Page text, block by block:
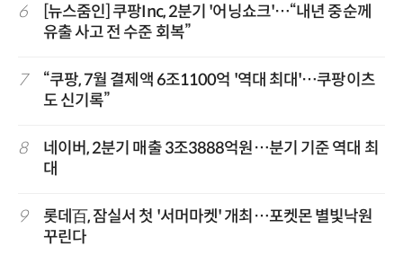
6
[뉴스줌인] 쿠팡Inc, 2분기 '어닝쇼크'…“내년 중순께
유출 사고 전 수준 회복”
7
“쿠팡, 7월 결제액 6조1100억 '역대 최대'…쿠팡이츠
도 신기록”
8
네이버, 2분기 매출 3조3888억원…분기 기준 역대 최
대
9
롯데百, 잠실서 첫 '서머마켓' 개최…포켓몬 별빛낙원
꾸린다